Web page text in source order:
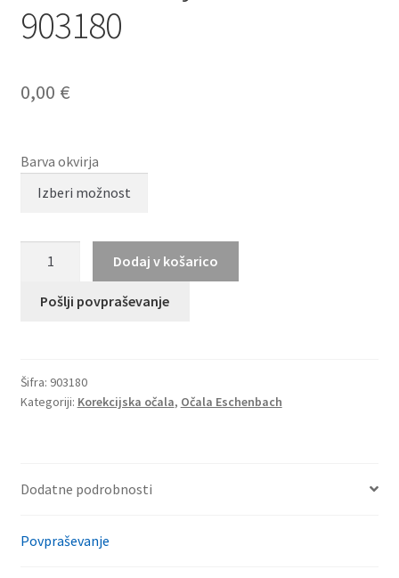
903180
0,00 €
Barva okvirja
903180
Dodaj v košarico
Pošlji povpraševanje
Šifra: 903180
Kategoriji: Korekcijska očala, Očala Eschenbach
Dodatne podrobnosti
Povpraševanje